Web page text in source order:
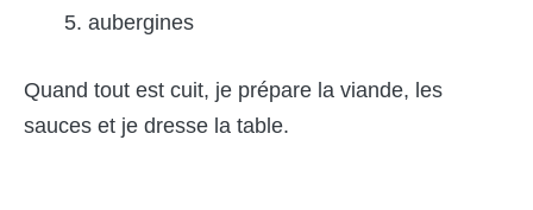
aubergines
Quand tout est cuit, je prépare la viande, les
sauces et je dresse la table.